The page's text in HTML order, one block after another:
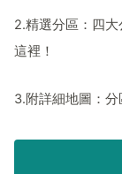
2.精選分區：四大
這裡！
3.附詳細地圖：分